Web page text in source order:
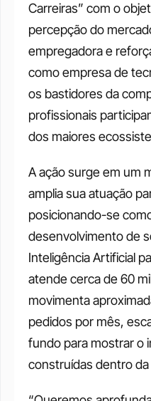
Carreiras” com o
percepção do
empregadora e
como empresa de
os bastidores da
profissionais
dos maiores
A ação surge em um
amplia sua atuação
posicionando-se
desenvolvimento de
Inteligência Artificial
atende cerca de 60
movimenta
pedidos por mês,
fundo para mostrar o
construídas dentro